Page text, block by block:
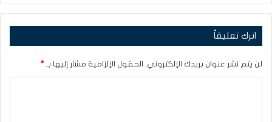
اترك تعليقاً
لن يتم نشر عنوان بريدك الإلكتروني. الحقول الإلزامية مشار إليها بـ *